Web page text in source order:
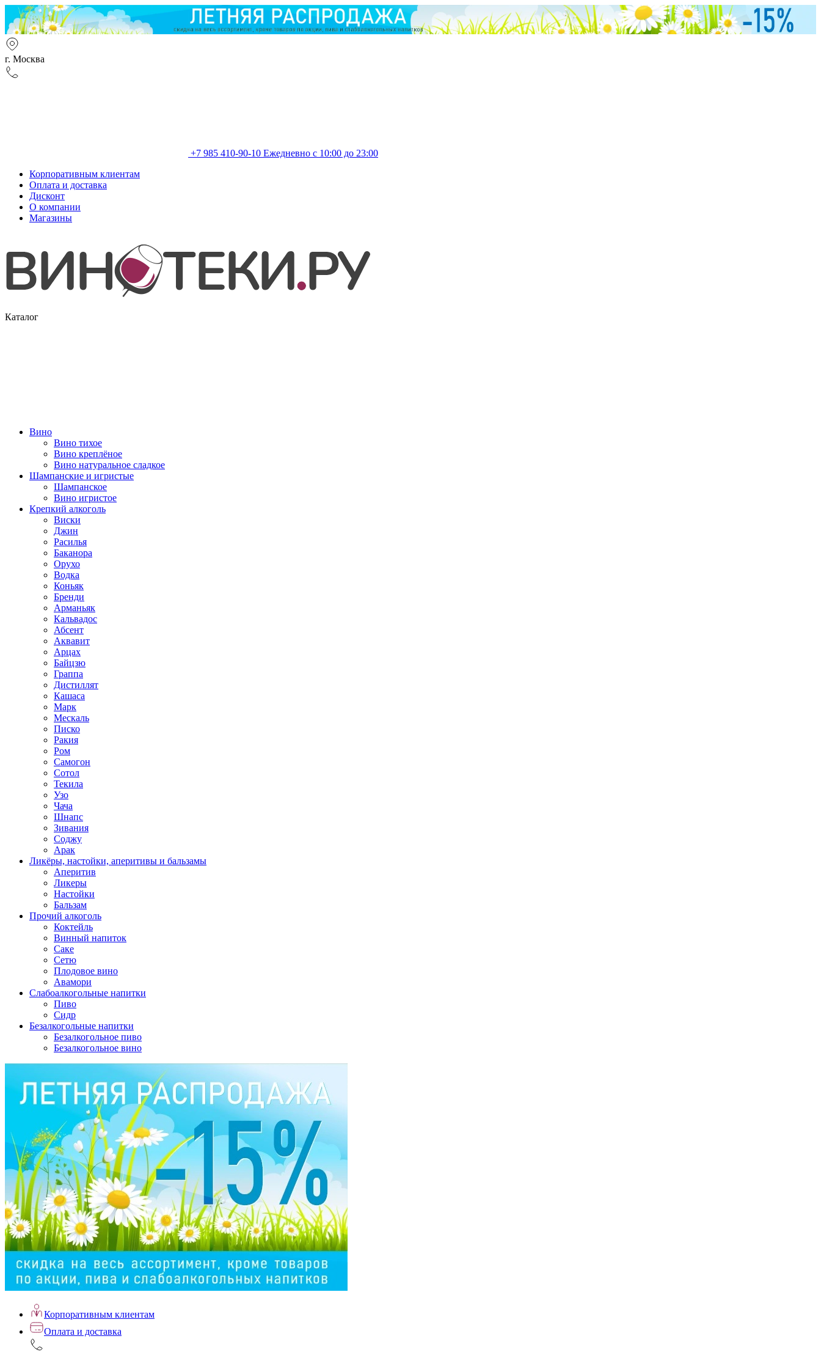
г. Москва
+7 985 410-90-10 Ежедневно с 10:00 до 23:00
Корпоративным клиентам
Оплата и доставка
Дисконт
О компании
Магазины
Каталог
Вино
Вино тихое
Вино креплёное
Вино натуральное сладкое
Шампанские и игристые
Шампанское
Вино игристое
Крепкий алкоголь
Виски
Джин
Расилья
Баканора
Орухо
Водка
Коньяк
Бренди
Арманьяк
Кальвадос
Абсент
Аквавит
Арцах
Байцзю
Граппа
Дистиллят
Кашаса
Марк
Мескаль
Писко
Ракия
Ром
Самогон
Сотол
Текила
Узо
Чача
Шнапс
Зивания
Соджу
Арак
Ликёры, настойки, аперитивы и бальзамы
Аперитив
Ликеры
Настойки
Бальзам
Прочий алкоголь
Коктейль
Винный напиток
Саке
Сетю
Плодовое вино
Авамори
Слабоалкогольные напитки
Пиво
Сидр
Безалкогольные напитки
Безалкогольное пиво
Безалкогольное вино
Корпоративным клиентам
Оплата и доставка